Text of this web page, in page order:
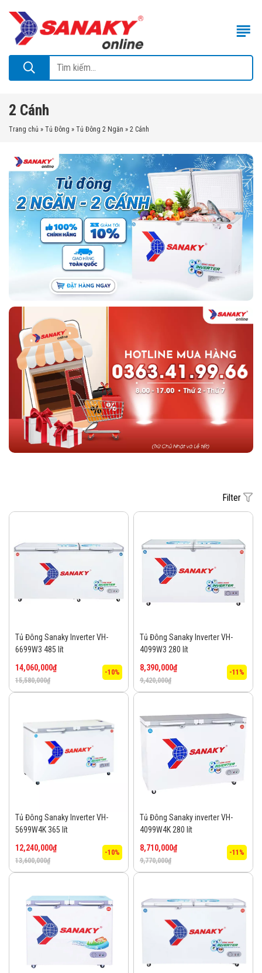
2 Cánh
Trang chủ » Tủ Đông » Tủ Đông 2 Ngăn » 2 Cánh
Filter
Tủ Đông Sanaky Inverter VH-
6699W3 485 lít
15,580,000₫
14,060,000₫
-10%
Tủ Đông Sanaky Inverter VH-
4099W3 280 lít
9,420,000₫
8,390,000₫
-11%
Tủ Đông Sanaky Inverter VH-
5699W4K 365 lít
13,600,000₫
12,240,000₫
-10%
Tủ Đông Sanaky inverter VH-
4099W4K 280 lít
9,770,000₫
8,710,000₫
-11%